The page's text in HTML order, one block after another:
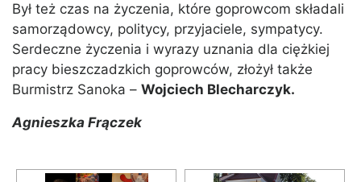
Był też czas na życzenia, które goprowcom składali
samorządowcy, politycy, przyjaciele, sympatycy.
Serdeczne życzenia i wyrazy uznania dla ciężkiej
pracy bieszczadzkich goprowców, złożył także
Burmistrz Sanoka – Wojciech Blecharczyk.
Agnieszka Frączek